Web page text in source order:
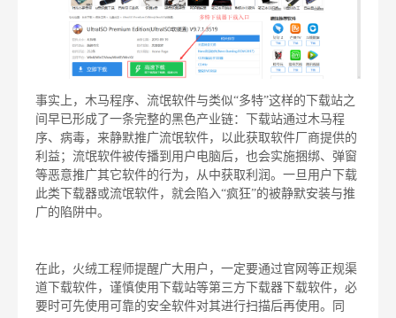
事实上，木马程序、流氓软件与类似“多特”这样的下载站之
间早已形成了一条完整的黑色产业链：下载站通过木马程
序、病毒，来静默推广流氓软件，以此获取软件厂商提供的
利益；流氓软件被传播到用户电脑后，也会实施捆绑、弹窗
等恶意推广其它软件的行为，从中获取利润。一旦用户下载
此类下载器或流氓软件，就会陷入“疯狂”的被静默安装与推
广的陷阱中。
在此，火绒工程师提醒广大用户，一定要通过官网等正规渠
道下载软件，谨慎使用下载站等第三方下载器下载软件，必
要时可先使用可靠的安全软件对其进行扫描后再使用。同